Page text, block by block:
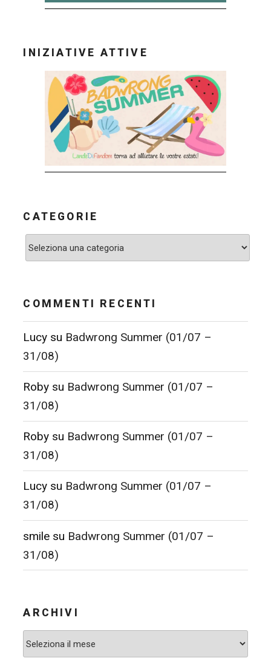
INIZIATIVE ATTIVE
CATEGORIE
Categorie
COMMENTI RECENTI
Lucy su Badwrong Summer (01/07 –
31/08)
Roby su Badwrong Summer (01/07 –
31/08)
Roby su Badwrong Summer (01/07 –
31/08)
Lucy su Badwrong Summer (01/07 –
31/08)
smile su Badwrong Summer (01/07 –
31/08)
ARCHIVI
Archivi